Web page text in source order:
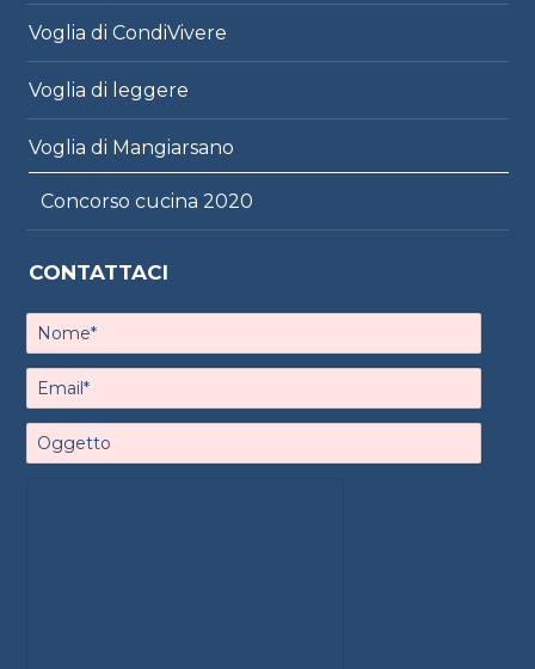
Voglia di CondiVivere
Voglia di leggere
Voglia di Mangiarsano
Concorso cucina 2020
CONTATTACI